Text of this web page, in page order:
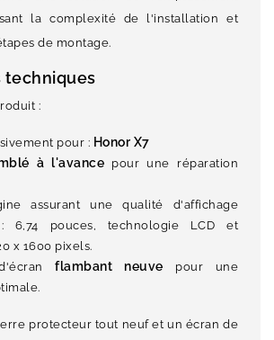
la complexité de l'installation et
de montage.
techniques
:
pour : Honor X7
à l'avance pour une réparation
assurant une qualité d'affichage
6,74 pouces, technologie LCD et
x 1600 pixels.
flambant neuve pour une
protecteur tout neuf et un écran de